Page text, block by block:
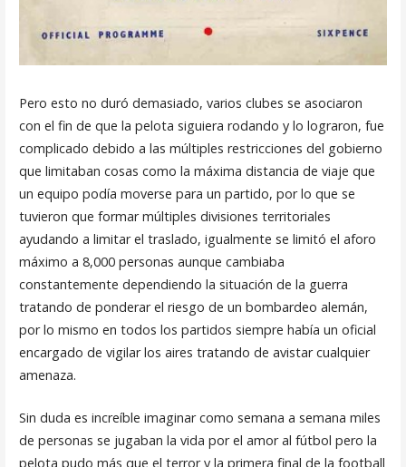
Pero esto no duró demasiado, varios clubes se asociaron
con el fin de que la pelota siguiera rodando y lo lograron, fue
complicado debido a las múltiples restricciones del gobierno
que limitaban cosas como la máxima distancia de viaje que
un equipo podía moverse para un partido, por lo que se
tuvieron que formar múltiples divisiones territoriales
ayudando a limitar el traslado, igualmente se limitó el aforo
máximo a 8,000 personas aunque cambiaba
constantemente dependiendo la situación de la guerra
tratando de ponderar el riesgo de un bombardeo alemán,
por lo mismo en todos los partidos siempre había un oficial
encargado de vigilar los aires tratando de avistar cualquier
amenaza.
Sin duda es increíble imaginar como semana a semana miles
de personas se jugaban la vida por el amor al fútbol pero la
pelota pudo más que el terror y la primera final de la football